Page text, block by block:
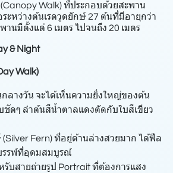
Walk) ที่ประกอบด้วยสะพาน
ะหว่างต้นเรดวูดยักษ์ 27 ต้นที่มีอายุกว่า
านมีตั้งแต่ 6 เมตร ไปจนถึง 20 เมตร
& Night
Walk)
ลางวัน จะได้เห็นความยิ่งใหญ่ของต้น
ชัดๆ ลำต้นสีน้ำตาลแดงตัดกับใบสีเขียว
(Silver Fern) ที่อยู่ด้านล่างสวยมาก ได้ฟีล
รรพ์ที่อุดมสมบูรณ์
รับสายถ่ายรูป Portrait ที่ต้องการแสง